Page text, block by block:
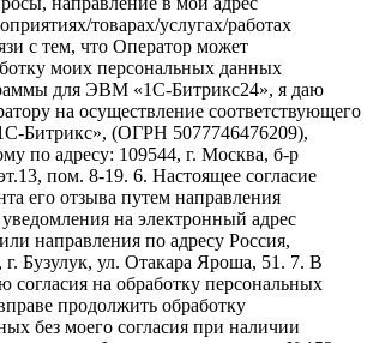
товарах/услугах/работах
с тем, что Оператор может
моих персональных данных
для ЭВМ «1С-Битрикс24», я даю
на осуществление соответствующего
Битрикс», (ОГРН 5077746476209),
по адресу: 109544, г. Москва, б-р
пом. 8-19. 6. Настоящее согласие
его отзыва путем направления
на электронный адрес
направления по адресу Россия,
г. Бузулук, ул. Отакара Яроша, 51. 7. В
согласия на обработку персональных
продолжить обработку
без моего согласия при наличии